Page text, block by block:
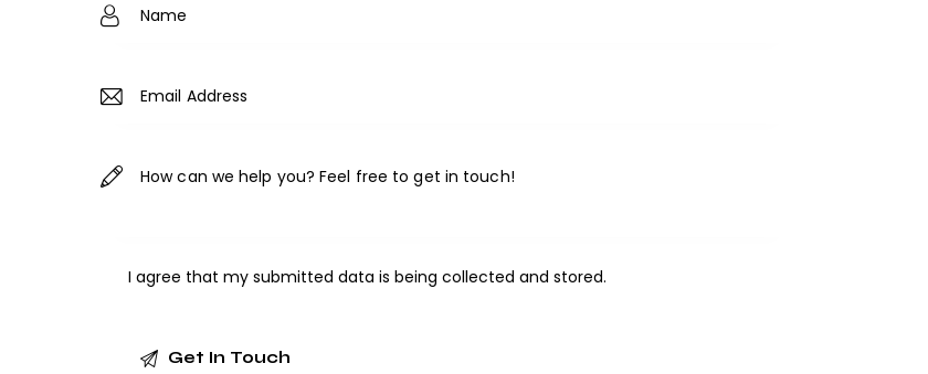
I agree that my submitted data is beingcollected and stored.